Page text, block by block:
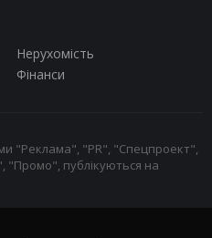
Нерухомість
Фінанси
"Реклама", "PR", "Спецпроект",
"Промо", публікуються на